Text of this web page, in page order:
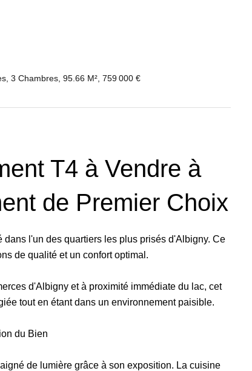
3 Chambres, 95.66 M², 759 000 €
T4 à Vendre à
de Premier Choix
dans l'un des quartiers les plus prisés d'Albigny. Ce
de qualité et un confort optimal.
d'Albigny et à proximité immédiate du lac, cet
tout en étant dans un environnement paisible.
du Bien
de lumière grâce à son exposition. La cuisine